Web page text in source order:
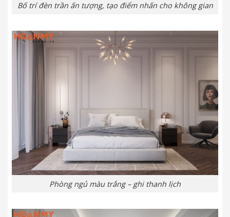
Bố trí đèn trần ấn tượng, tạo điểm nhấn cho không gian
Phòng ngủ màu trắng – ghi thanh lịch